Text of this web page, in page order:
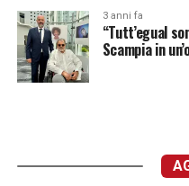
3 anni fa
“Tutt’egual
Scampia in